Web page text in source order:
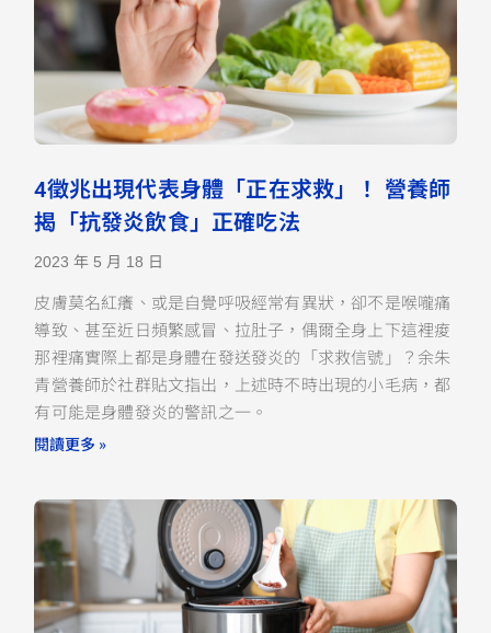
4徵兆出現代表身體「正在求救」！ 營養師
揭「抗發炎飲食」正確吃法
2023 年 5 月 18 日
皮膚莫名紅癢、或是自覺呼吸經常有異狀，卻不是喉嚨痛
導致、甚至近日頻繁感冒、拉肚子，偶爾全身上下這裡痠
那裡痛實際上都是身體在發送發炎的「求救信號」？余朱
青營養師於社群貼文指出，上述時不時出現的小毛病，都
有可能是身體發炎的警訊之一。
閱讀更多 »